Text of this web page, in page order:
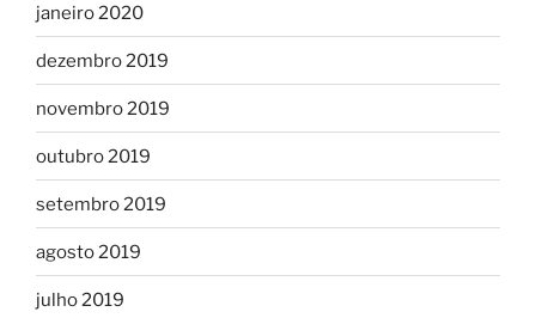
janeiro 2020
dezembro 2019
novembro 2019
outubro 2019
setembro 2019
agosto 2019
julho 2019